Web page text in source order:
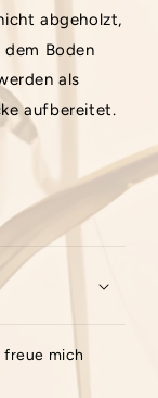
abgeholzt,
Boden
als
aufbereitet.
freue mich